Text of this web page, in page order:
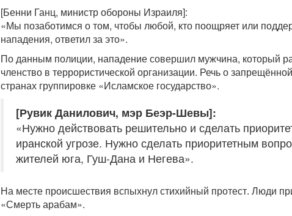
[Бенни Ганц, министр обороны Израиля]:
«Мы позаботимся о том, чтобы любой, кто поощряет или
нападения, ответил за это».
По данным полиции, нападение совершил мужчина, который
членство в террористической организации. Речь о
странах группировке «Исламское государство».
[Рувик Данилович, мэр Беэр-Шевы]:
«Нужно действовать решительно и сделать
иранской угрозе. Нужно сделать приоритетным
жителей юга, Гуш-Дана и Негева».
На месте происшествия вспыхнул стихийный протест. Люди
«Смерть арабам».